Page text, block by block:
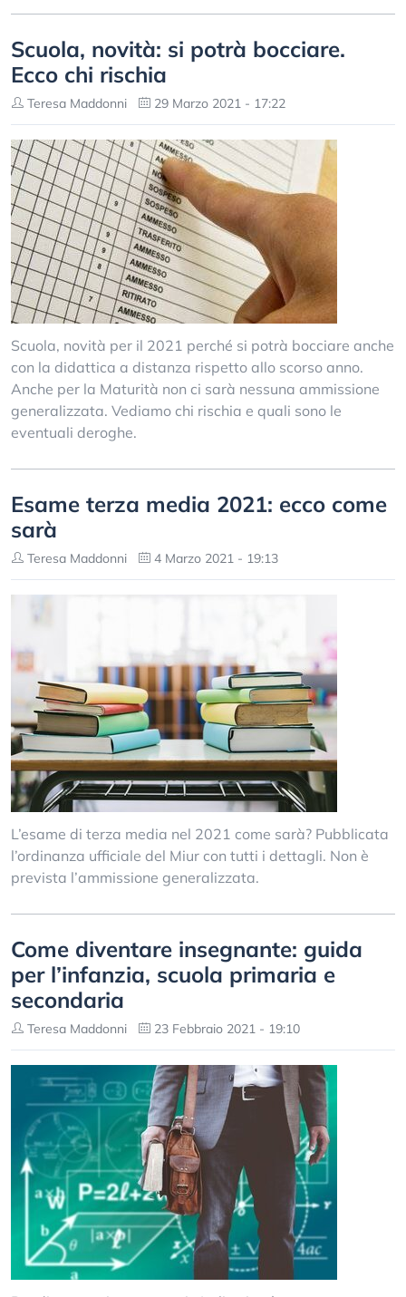
Scuola, novità: si potrà bocciare.
Ecco chi rischia
Teresa Maddonni 29 Marzo 2021 - 17:22
Scuola, novità per il 2021 perché si potrà bocciare anche
con la didattica a distanza rispetto allo scorso anno.
Anche per la Maturità non ci sarà nessuna ammissione
generalizzata. Vediamo chi rischia e quali sono le
eventuali deroghe.
Esame terza media 2021: ecco come
sarà
Teresa Maddonni 4 Marzo 2021 - 19:13
L’esame di terza media nel 2021 come sarà? Pubblicata
l’ordinanza ufficiale del Miur con tutti i dettagli. Non è
prevista l’ammissione generalizzata.
Come diventare insegnante: guida
per l’infanzia, scuola primaria e
secondaria
Teresa Maddonni 23 Febbraio 2021 - 19:10